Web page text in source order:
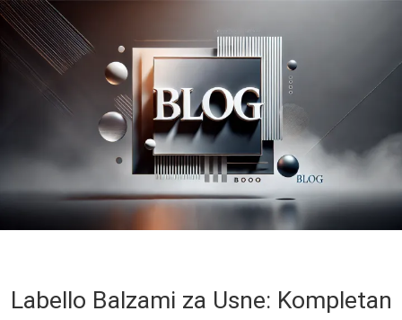
Labello Balzami za Usne: Kompletan